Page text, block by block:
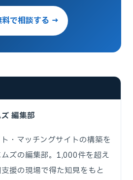
で相談する →
編集部
・マッチングサイトの構築を
ズの編集部。1,000件を超え
援の現場で得た知見をもと